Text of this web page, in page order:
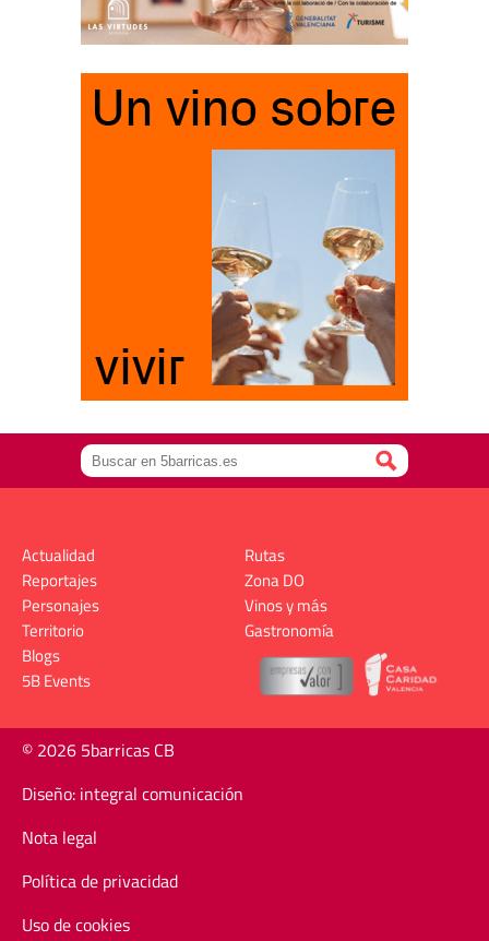
Actualidad
Reportajes
Personajes
Territorio
Rutas
Zona DO
Vinos y más
Gastronomía
Blogs
5B Events
© 2026 5barricas CB
Diseño: integral comunicación
Nota legal
Política de privacidad
Uso de cookies